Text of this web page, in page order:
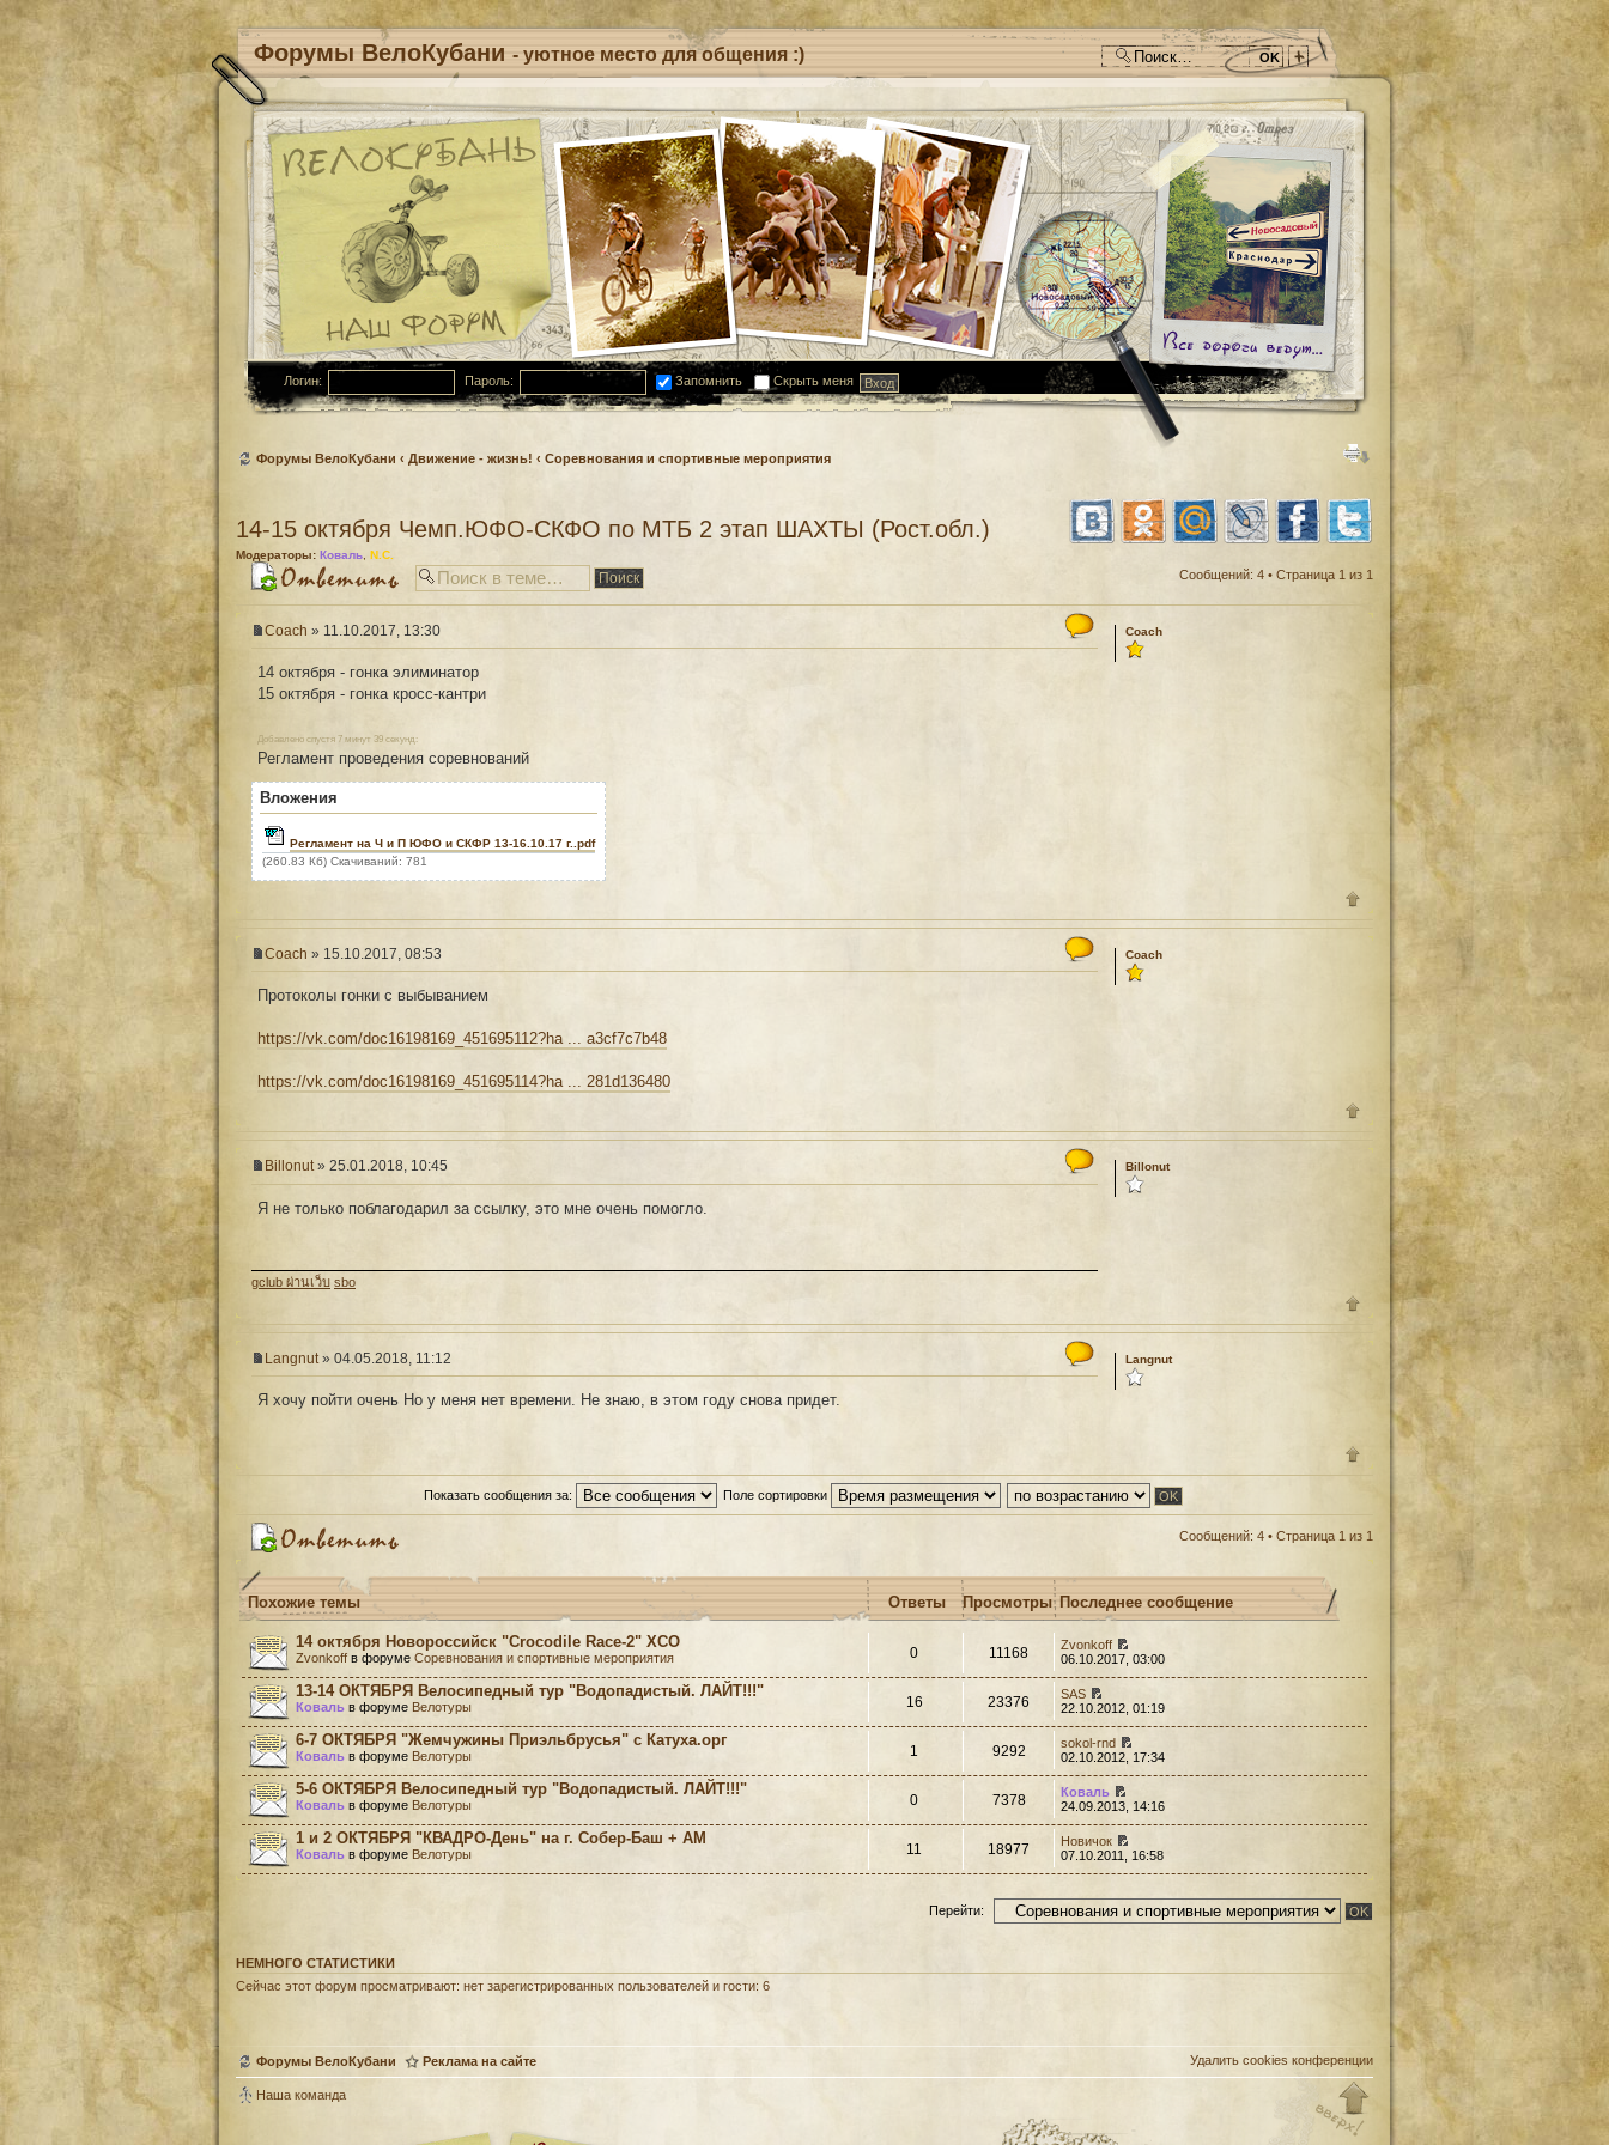
Форумы ВелоКубани - уютное место для общения :)
Логин: Пароль: Запомнить Скрыть меня
Форумы ВелоКубани ‹ Движение - жизнь! ‹ Соревнования и спортивные мероприятия
14-15 октября Чемп.ЮФО-СКФО по МТБ 2 этап ШАХТЫ (Рост.обл.)
Модераторы: Коваль N.C.
Сообщений: 4 • Страница 1 из 1
Coach » 11.10.2017, 13:30
14 октября - гонка элиминатор
15 октября - гонка кросс-кантри
Добавлено спустя 7 минут 39 секунд:
Регламент проведения соревнований
Вложения
Регламент на Ч и П ЮФО и СКФР 13-16.10.17 г..pdf
(260.83 Кб) Скачиваний: 781
Coach
Coach » 15.10.2017, 08:53
Протоколы гонки с выбыванием
https://vk.com/doc16198169_451695112?ha ... a3cf7c7b48
https://vk.com/doc16198169_451695114?ha ... 281d136480
Coach
Billonut» 25.01.2018, 10:45
Я не только поблагодарил за ссылку, это мне очень помогло.
gclub ผ่านเว็บ sbo
Billonut
Langnut» 04.05.2018, 11:12
Я хочу пойти очень Но у меня нет времени. Не знаю, в этом году снова придет.
Langnut
Показать сообщения за: Поле сортировки
Сообщений: 4 • Страница 1 из 1
Похожие темы Ответы Просмотры Последнее сообщение
14 октября Новороссийск "Crocodile Race-2" XCO
Zvonkoff в форуме Соревнования и спортивные мероприятия 0 11168
Zvonkoff
06.10.2017, 03:00
13-14 ОКТЯБРЯ Велосипедный тур "Водопадистый. ЛАЙТ!!!"
Коваль в форуме Велотуры 16 23376
SAS
22.10.2012, 01:19
6-7 ОКТЯБРЯ "Жемчужины Приэльбрусья" с Катуха.орг
Коваль в форуме Велотуры 1 9292
sokol-rnd
02.10.2012, 17:34
5-6 ОКТЯБРЯ Велосипедный тур "Водопадистый. ЛАЙТ!!!"
Коваль в форуме Велотуры 0 7378
Коваль
24.09.2013, 14:16
1 и 2 ОКТЯБРЯ "КВАДРО-День" на г. Собер-Баш + АМ
Коваль в форуме Велотуры 11 18977
Новичок
07.10.2011, 16:58
Перейти:
НЕМНОГО СТАТИСТИКИ
Сейчас этот форум просматривают: нет зарегистрированных пользователей и гости: 6
Форумы ВелоКубани Реклама на сайте Удалить cookies конференции
Наша команда